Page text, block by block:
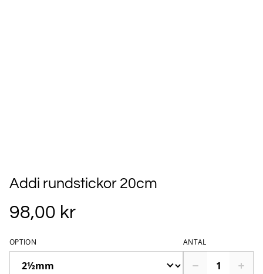
Addi rundstickor 20cm
98,00 kr
OPTION ANTAL